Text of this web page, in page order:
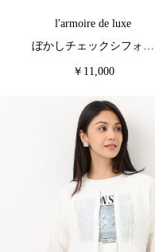
l'armoire de luxe
ぼかしチェックシフォ…
￥11,000